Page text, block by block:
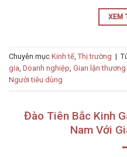
XEM
Chuyên mục Kinh tế, Thị trường |
gia, Doanh nghiệp, Gian lận thương
Người tiêu dùng
Đào Tiên Bắc Kinh
Nam Với